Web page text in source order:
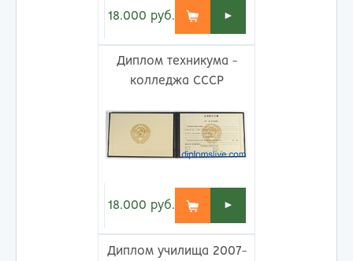
18.000 руб. ►
Диплом техникума -
колледжа СССР
18.000 руб. ►
Диплом училища 2007-